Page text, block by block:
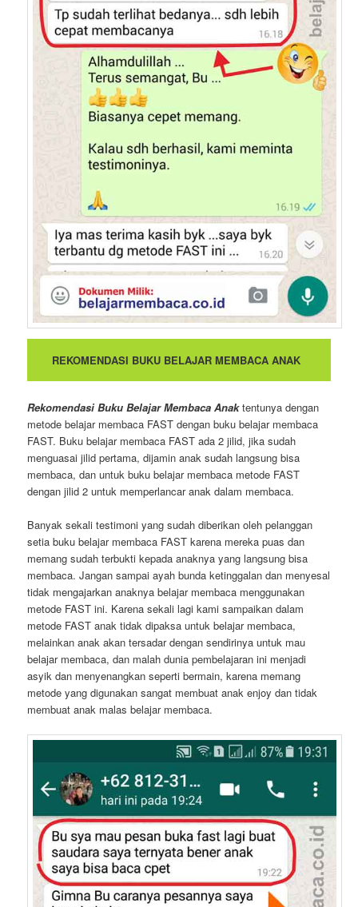
REKOMENDASI BUKU BELAJAR MEMBACA ANAK
Rekomendasi Buku Belajar Membaca Anaktentunya dengan
metode belajar membaca FAST dengan buku belajar membaca
FAST. Buku belajar membaca FAST ada 2 jilid, jika sudah
menguasai jilid pertama, dijamin anak sudah langsung bisa
membaca, dan untuk buku belajar membaca metode FAST
dengan jilid 2 untuk memperlancar anak dalam membaca.
Banyak sekali testimoni yang sudah diberikan oleh pelanggan
setia buku belajar membaca FAST karena mereka puas dan
memang sudah terbukti kepada anaknya yang langsung bisa
membaca. Jangan sampai ayah bunda ketinggalan dan menyesal
tidak mengajarkan anaknya belajar membaca menggunakan
metode FAST ini. Karena sekali lagi kami sampaikan dalam
metode FAST anak tidak dipaksa untuk belajar membaca,
melainkan anak akan tersadar dengan sendirinya untuk mau
belajar membaca, dan malah dunia pembelajaran ini menjadi
asyik dan menyenangkan seperti bermain, karena memang
metode yang digunakan sangat membuat anak enjoy dan tidak
membuat anak malas belajar membaca.